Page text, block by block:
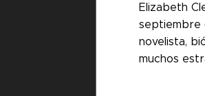
Elizabeth
septiembre
novelista,
muchos